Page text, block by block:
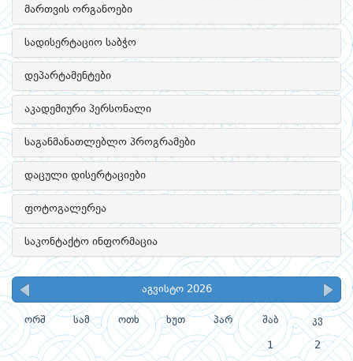
მართვის ორგანოები
სადისერტაციო საბჭო
დეპარტამენტები
აკადემიური პერსონალი
საგანმანათლებლო პროგრამები
დაცული დისერტაციები
ფოტოგალერეა
საკონტაქტო ინფორმაცია
აგვისტო 2026
ორშ სამ ოთხ ხუთ პარ შაბ კვ
1 2